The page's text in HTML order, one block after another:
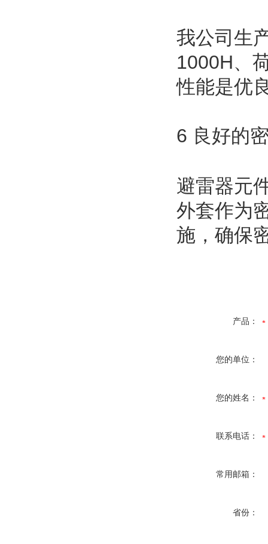
我公司生
1000H、
性能是优
6 良好的
避雷器元
外套作为
施，确保
产品：
您的单位：
您的姓名：
联系电话：
常用邮箱：
省份：